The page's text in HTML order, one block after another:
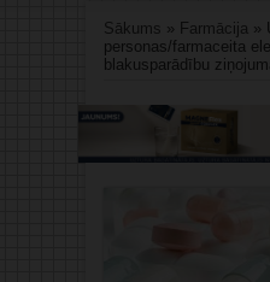
Sākums » Farmācija»
personas/farmaceita
blakusparādību